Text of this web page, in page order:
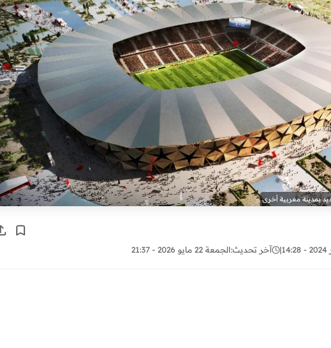
بمدينة مغربية أخرى
| آخر تحديث:الجمعة 22 مايو 2026 - 21:37